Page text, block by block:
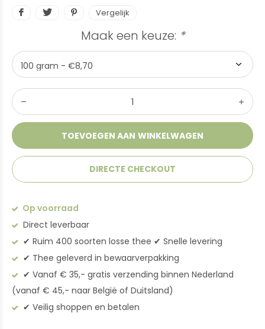
Vergelijk
Maak een keuze: *
TOEVOEGEN AAN WINKELWAGEN
DIRECTE CHECKOUT
Op voorraad
Direct leverbaar
✔︎ Ruim 400 soorten losse thee ✔︎ Snelle levering
✔︎ Thee geleverd in bewaarverpakking
✔︎ Vanaf € 35,- gratis verzending binnen Nederland
(vanaf € 45,- naar België of Duitsland)
✔︎ Veilig shoppen en betalen